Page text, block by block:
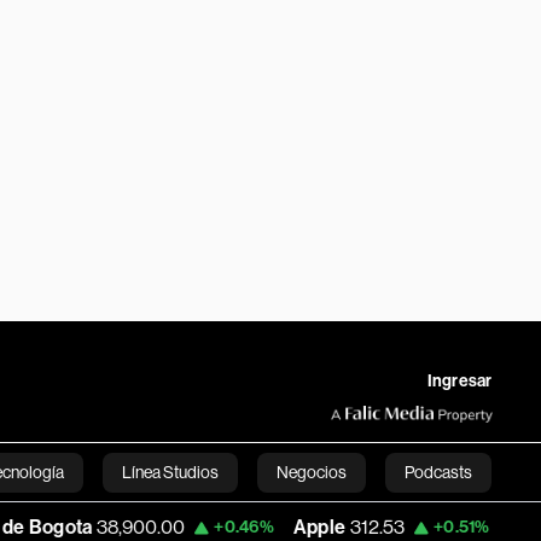
Ingresar
Línea Studios Negocios Podcasts
English
38,900.00 +0.46% Apple 312.53 +0.51% USD COP